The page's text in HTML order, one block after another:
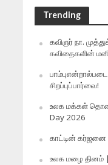
Trending
கவிஞர் நா.
கவிதைகளின்
சிறப்புப்பார்வை!
உலக மக்கள்
Day 2026
காட்டின் கர்ஜனை
உலக மழை தினம்